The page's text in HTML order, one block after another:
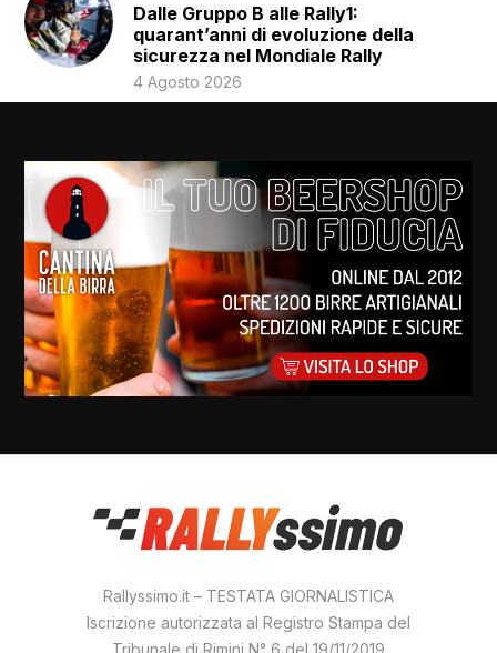
Dalle Gruppo B alle Rally1:
quarant’anni di evoluzione della
sicurezza nel Mondiale Rally
4 Agosto 2026
Rallyssimo.it – TESTATA GIORNALISTICA
Iscrizione autorizzata al Registro Stampa del
Tribunale di Rimini N° 6 del 19/11/2019